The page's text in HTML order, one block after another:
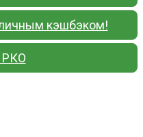
кэшбэком!
РКО